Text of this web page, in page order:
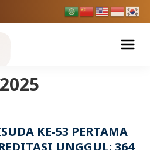
Baru
KE-53 PERTAMA
UNGGUL: 364